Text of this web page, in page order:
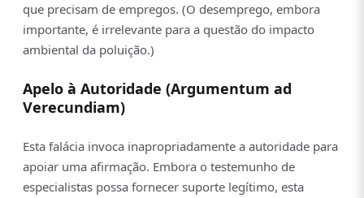
que precisam de empregos. (O desemprego, embora
importante, é irrelevante para a questão do impacto
ambiental da poluição.)
Apelo à Autoridade (Argumentum ad
Verecundiam)
Esta falácia invoca inapropriadamente a autoridade para
apoiar uma afirmação. Embora o testemunho de
especialistas possa fornecer suporte legítimo, esta